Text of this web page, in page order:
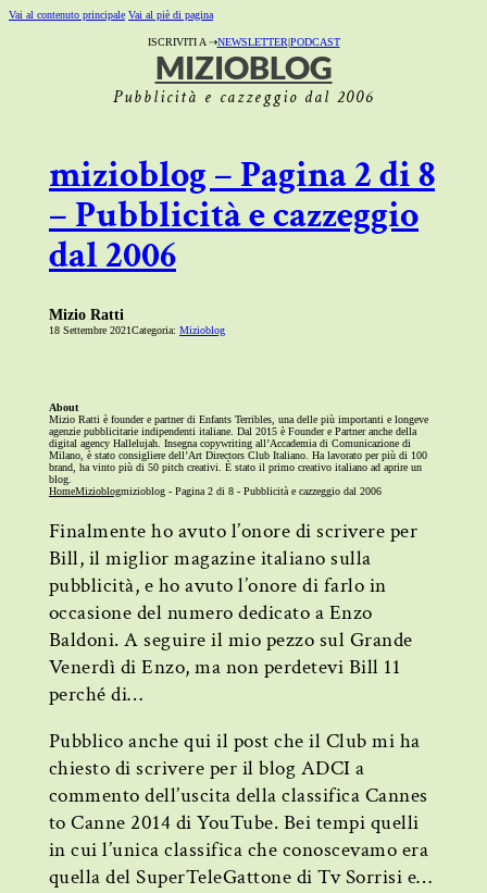
Vai al contenuto principale Vai al piè di pagina
ISCRIVITI A ⇢NEWSLETTER|PODCAST
MIZIOBLOG
Pubblicità e cazzeggio dal 2006
mizioblog – Pagina 2 di 8
– Pubblicità e cazzeggio
dal 2006
Mizio Ratti
18 Settembre 2021Categoria: Mizioblog
About
Mizio Ratti è founder e partner di Enfants Terribles, una delle più importanti e longeve
agenzie pubblicitarie indipendenti italiane. Dal 2015 è Founder e Partner anche della
digital agency Hallelujah. Insegna copywriting all’Accademia di Comunicazione di
Milano, è stato consigliere dell’Art Directors Club Italiano. Ha lavorato per più di 100
brand, ha vinto più di 50 pitch creativi. È stato il primo creativo italiano ad aprire un
blog.
HomeMizioblogmizioblog - Pagina 2 di 8 - Pubblicità e cazzeggio dal 2006
Finalmente ho avuto l’onore di scrivere per
Bill, il miglior magazine italiano sulla
pubblicità, e ho avuto l’onore di farlo in
occasione del numero dedicato a Enzo
Baldoni. A seguire il mio pezzo sul Grande
Venerdì di Enzo, ma non perdetevi Bill 11
perché di…
Pubblico anche qui il post che il Club mi ha
chiesto di scrivere per il blog ADCI a
commento dell’uscita della classifica Cannes
to Canne 2014 di YouTube. Bei tempi quelli
in cui l’unica classifica che conoscevamo era
quella del SuperTeleGattone di Tv Sorrisi e…